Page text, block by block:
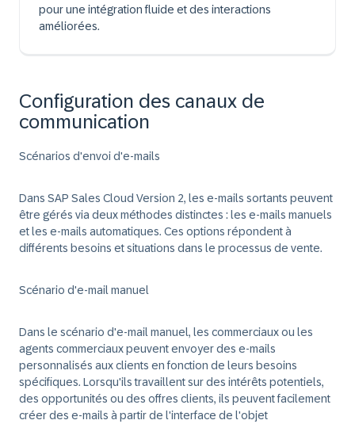
pour une intégration fluide et des interactions
améliorées.
Configuration des canaux de
communication
Scénarios d'envoi d'e-mails
Dans SAP Sales Cloud Version 2, les e-mails sortants peuvent
être gérés via deux méthodes distinctes : les e-mails manuels
et les e-mails automatiques. Ces options répondent à
différents besoins et situations dans le processus de vente.
Scénario d'e-mail manuel
Dans le scénario d'e-mail manuel, les commerciaux ou les
agents commerciaux peuvent envoyer des e-mails
personnalisés aux clients en fonction de leurs besoins
spécifiques. Lorsqu'ils travaillent sur des intérêts potentiels,
des opportunités ou des offres clients, ils peuvent facilement
créer des e-mails à partir de l'interface de l'objet